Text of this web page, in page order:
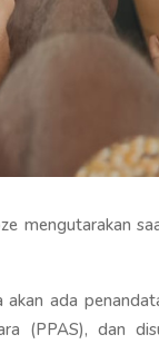
mengutarakan
ada
(PPAS), dan